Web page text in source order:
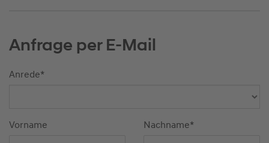
Anfrage per E-Mail
Anrede*
Vorname Nachname*